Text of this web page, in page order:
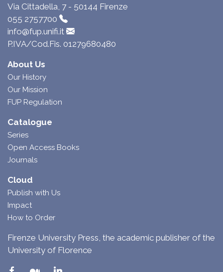
Via Cittadella, 7 - 50144 Firenze
055 2757700
info@fup.unifi.it
P.IVA/Cod.Fis. 01279680480
About Us
Our History
Our Mission
FUP Regulation
Catalogue
Series
Open Access Books
Journals
Cloud
Publish with Us
Impact
How to Order
Firenze University Press, the academic publisher of the
University of Florence